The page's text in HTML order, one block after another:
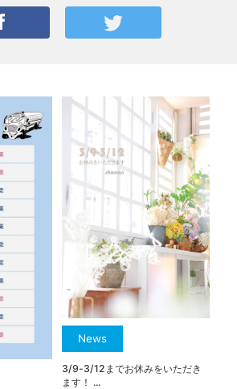
News
3/9-3/12までお休みをいただき
ます！ ...